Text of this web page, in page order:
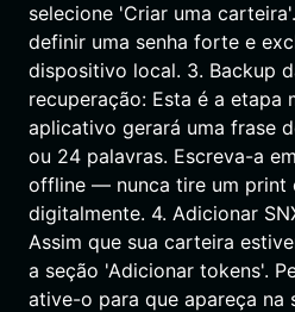
selecione 'Criar uma
definir uma senha forte e
dispositivo local. 3. Backup
recuperação: Esta é a etapa
aplicativo gerará uma frase
ou 24 palavras. Escreva-a
offline — nunca tire um print
digitalmente. 4. Adicionar
Assim que sua carteira
a seção 'Adicionar tokens'.
ative-o para que apareça na